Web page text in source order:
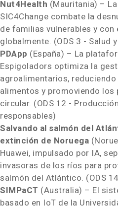
Nut4Health (Mauritania) –
SIC4Change combate la
de familias vulnerables y
globalmente. (ODS 3 - Salud
PDApp (España) – La
Espigoladors optimiza la
agroalimentarios,
alimentos y promoviendo
circular. (ODS 12 -
responsables)
Salvando al salmón del
extinción de Noruega
Huawei, impulsado por IA,
invasoras de los ríos para
salmón del Atlántico. (ODS
SIMPaCT (Australia) – El
basado en IoT de la